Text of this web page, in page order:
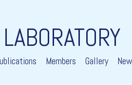
Members Gallery